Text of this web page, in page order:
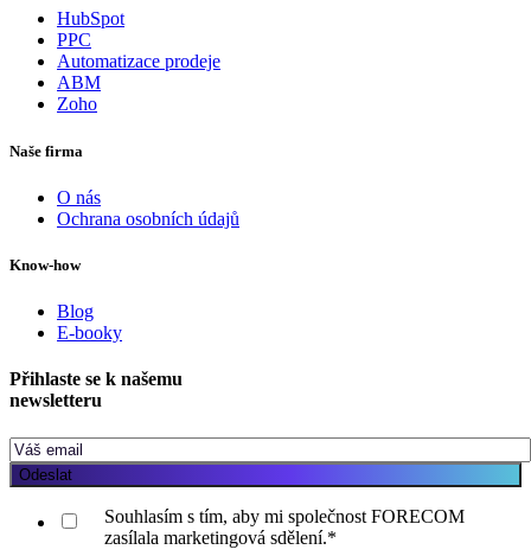
HubSpot
PPC
Automatizace prodeje
ABM
Zoho
Naše firma
O nás
Ochrana osobních údajů
Know-how
Blog
E-booky
Přihlaste se k našemu
newsletteru
Souhlasím s tím, aby mi společnost FORECOM
zasílala marketingová sdělení.*